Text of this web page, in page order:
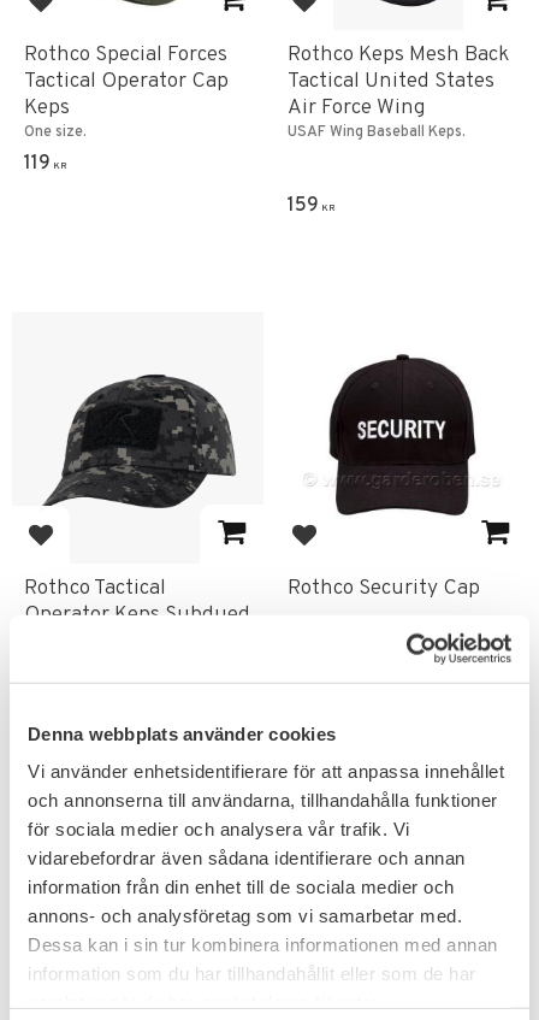
Denna webbplats använder cookies
Vi använder enhetsidentifierare för att anpassa innehållet
och annonserna till användarna, tillhandahålla funktioner
för sociala medier och analysera vår trafik. Vi
vidarebefordrar även sådana identifierare och annan
information från din enhet till de sociala medier och
annons- och analysföretag som vi samarbetar med.
Dessa kan i sin tur kombinera informationen med annan
information som du har tillhandahållit eller som de har
Add to favorites
Rothco Special Forces
Tactical Operator Cap
Keps
One size.
119 KR
Add to favorites
Rothco Keps Mesh Back
Tactical United States
Air Force Wing
USAF Wing Baseball Keps.
159 KR
Add to favorites
Rothco Tactical
Operator Keps Subdued
Add to favorites
Rothco Security Cap
FAVORITE